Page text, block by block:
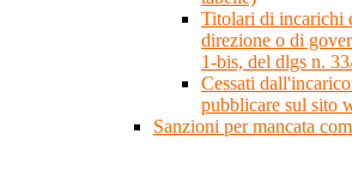
Titolari di incarichi
direzione o di
1-bis, del dlgs n.
Cessati
pubblicare sul sito
Sanzioni per mancata